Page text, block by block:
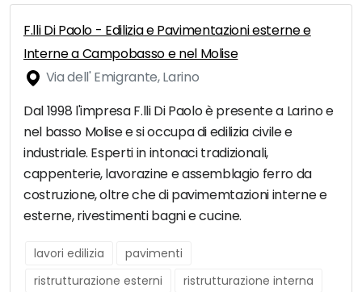
F.lli Di Paolo - Edilizia e Pavimentazioni esterne e
Interne a Campobasso e nel Molise
Via dell' Emigrante, Larino
Dal 1998 l'impresa F.lli Di Paolo è presente a Larino e
nel basso Molise e si occupa di edilizia civile e
industriale. Esperti in intonaci tradizionali,
cappenterie, lavorazine e assemblagio ferro da
costruzione, oltre che di pavimemtazioni interne e
esterne, rivestimenti bagni e cucine.
lavori edilizia
pavimenti
ristrutturazione esterni
ristrutturazione interna